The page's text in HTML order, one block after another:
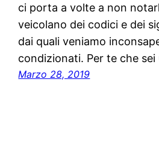
ci porta a volte a non
veicolano dei codici e dei
dai quali veniamo
condizionati. Per te che
Marzo 28, 2019